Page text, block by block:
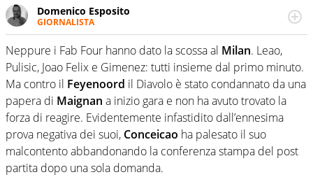
Domenico Esposito
GIORNALISTA
Da vent’anni in campo e sul campo per vivere ogni evento
in tutte le sue sfaccettature. Passione smisurata per il
calcio e per la sfera di cuoio. Il pallone è una cosa
serissima, guai a dirgli di no
Neppure i Fab Four hanno dato la scossa al Milan. Leao,
Pulisic, Joao Felix e Gimenez: tutti insieme dal primo minuto.
Ma contro il Feyenoord il Diavolo è stato condannato da una
papera di Maignan a inizio gara e non ha avuto trovato la
forza di reagire. Evidentemente infastidito dall’ennesima
prova negativa dei suoi, Conceicao ha palesato il suo
malcontento abbandonando la conferenza stampa del post
partita dopo una sola domanda.